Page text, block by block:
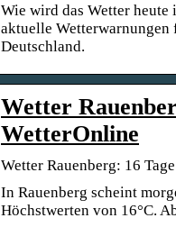
Wie wird das Wetter heute
aktuelle Wetterwarnungen
Deutschland.
Wetter
WetterOnline
Wetter Rauenberg: 16
In Rauenberg scheint
Höchstwerten von 16°C.